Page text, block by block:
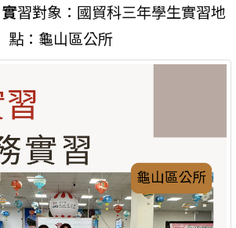
習對象：國貿科三年學生實習地
點：龜山區公所